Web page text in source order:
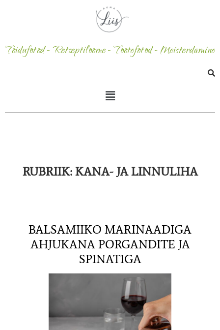
Toidufotod - Retseptiloome - Tootefotod - Meisterdamine
RUBRIIK: KANA- JA LINNULIHA
BALSAMIIKO MARINAADIGA
AHJUKANA PORGANDITE JA
SPINATIGA